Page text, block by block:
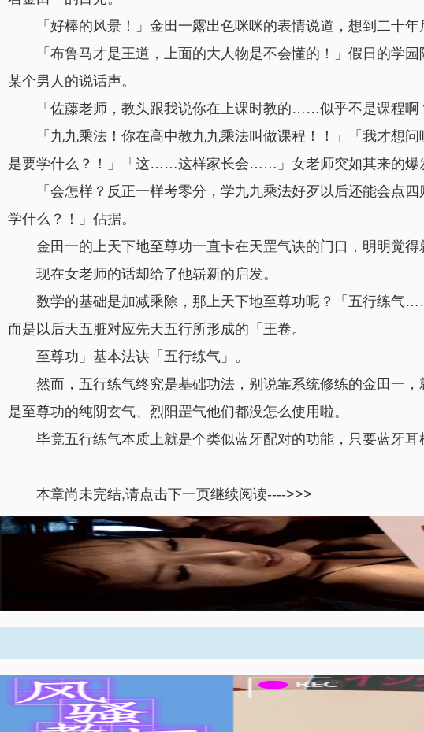
「好棒的风景！」金田一露出色咪咪的表情说道，想到二十
「布鲁马才是王道，上面的大人物是不会懂的！」假日的学
某个男人的说话声。
「佐藤老师，教头跟我说你在上课时教的……似乎不是课程
「九九乘法！你在高中教九九乘法叫做课程！！」「我才想
是要学什么？！」「这……这样家长会……」女老师突如其来的爆
「会怎样？反正一样考零分，学九九乘法好歹以后还能会点
学什么？！」佔据。
金田一的上天下地至尊功一直卡在天罡气诀的门口，明明觉
现在女老师的话却给了他崭新的启发。
数学的基础是加减乘除，那上天下地至尊功呢？「五行练气
而是以后天五脏对应先天五行所形成的「王卷。
至尊功」基本法诀「五行练气」。
然而，五行练气终究是基础功法，别说靠系统修练的金田一
是至尊功的纯阴玄气、烈阳罡气他们都没怎么使用啦。
毕竟五行练气本质上就是个类似蓝牙配对的功能，只要蓝牙
本章尚未完结,请点击下一页继续阅读---->>>